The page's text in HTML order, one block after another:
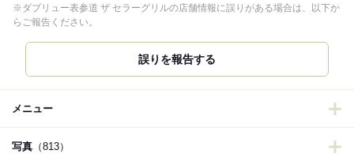
※ダブリュー表参道 ザ セラーグリルの店舗情報に誤りがある場合は、以下か
らご報告ください。
誤りを報告する
メニュー
写真 （813）